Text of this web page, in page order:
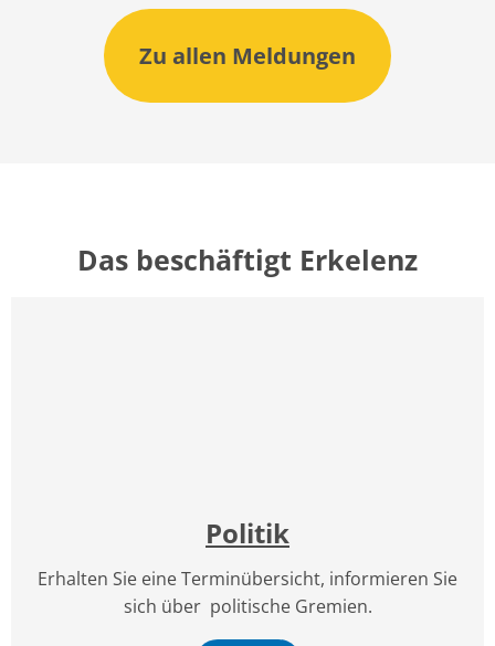
Zu allen Meldungen
Das beschäftigt Erkelenz
Politik
Erhalten Sie eine Terminübersicht, informieren Sie
sich über politische Gremien.